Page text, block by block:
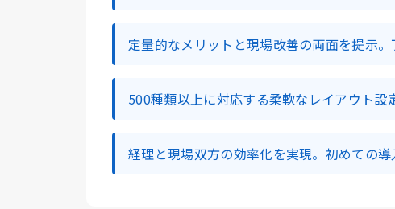
定量的なメリットと現場改善の両面を提示
500種類以上に対応する柔軟なレイアウト
経理と現場双方の効率化を実現。初めての